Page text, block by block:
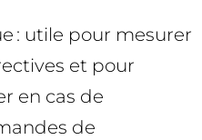
: utile pour mesurer
et pour
en cas de
de